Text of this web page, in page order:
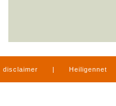
disclaimer | Heiligennet